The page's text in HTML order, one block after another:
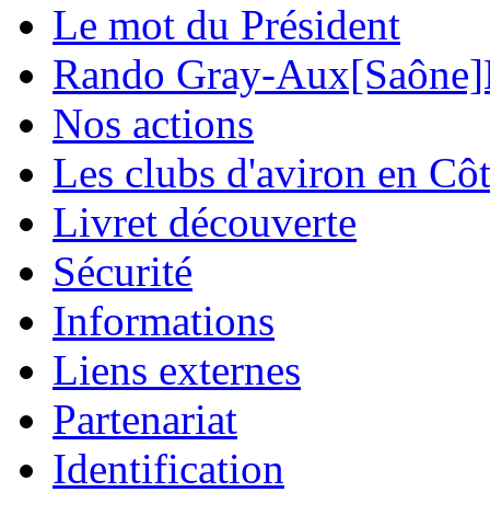
Le mot du Président
Rando Gray-
Nos actions
Les clubs d'aviron en
Livret découverte
Sécurité
Informations
Liens externes
Partenariat
Identification